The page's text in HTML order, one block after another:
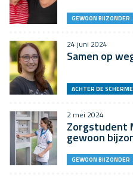
GEWOON BIJZONDER
24 juni 2024
Samen op
ACHTER DE
2 mei 2024
Zorgstudent
gewoon
GEWOON BIJZONDER